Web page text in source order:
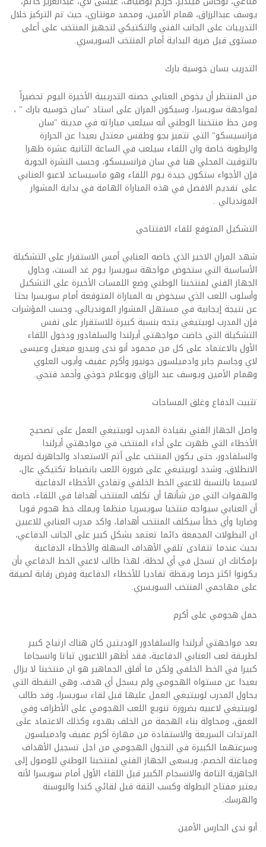
يوسف عبدالرزاق، همام الأمين، ومحمد مونتاري، حيث تم التركيز خلال
التدريبات على الجانب الفني والتكتيكي لتجهيز المنتخب على أعلى
مستوى قبل ضربة البداية أمام المنتخب السويسري.
التدريب بسان خوسية بارك
من المنتظر أن يخوض العنابي حصته التدريبية الأخيرة اليوم تحضيراً
لمواجهة سويسرا، وسيكون المران على استاد "سان خوسيه بارك " ،
ومن حظ منتخبنا الوطني أنه سيلعب مباراته في مدينة "سان
فرانسيسكو" التي تتميز بجو وطقس معتدل بعيدا عن الحرارة
والرطوبة خاصة وان اللقاء سيلعب في الساعة الثانية عشرة ظهرا
بالتوقيت المحلي هنا في سان فرانسيسكو، وحسب النشرة الجوية
فإن الأجواء ستكون جيدة يوم اللقاء وهو ماسيساعد لاعبو العنابي
على تقديم الافضل في هذه المباراة الهامة في بداية المشوار
المونديالي .
التشكيل المتوقع للقاء الافتتاحي
شهد المران الاخير الذي خاضه العنابي أمس الاستقرار على التشكيلة
الأساسية التي ستخوض مواجهة سويسرا يوم غد السبت، وحاول
الجهاز الفني لمنتخبنا الوطني وضع اللمسات الأخيرة على التشكيل
وأسلوب اللعب الذي سيخوض به المباراة المتوقعة أمام سويسرا بحثا
عن نتيجة إيجابية في مستهل المشوار المونديالي، وحسب المؤشرات
فإن المدرب لوبيتيغي يتجه بنسبة كبيرة للاستقرار على نفس
التشكيلة التي خاضت مواجهتي أيرلندا والسلفادور ودخول اللقاء
الأول بالاعتماد على كل من محمود أبو ندى وبيدرو ميغيل وعيسى
لاي وجاسم جابر وادميلسون جونيور وأكرم عفيف وأيوب العلوي
وهمام الأمين ويوسف عبد الرزاق وبوعلام خوخي وأحمد فتحي.
تثبيت الدفاع وغلق المساحات
واصل الجهاز الفني بقيادة المدرب لوبيتيغي العمل على تصحيح
الأخطاء التي ظهرت على أداء المنتخب في مواجهتي أيرلندا
والسلفادور، حتى يكون المنتخب على أتم الاستعداد والجاهزية لضربة
الانطلاق، وشدد لوبيتيغي على ضرورة اللعب بانضباط تكتيكي عال،
لاسيما بالنسبة للاعبي الخط الخلفي وتفادي الأخطاء الدفاعية
والهفوات التي من شأنها أن تكلف المنتخب أهدافا في اللقاء، خاصة
أن العنابي سيواجه منتخبا سويسريا منظما ويملك خط هجوم قويا
وضاربا وأي خطأ سيكلف المنتخب أهدافا، واكد مدرب العنابي للاعبين
ان البطولات المجمعة دائما تعتمد بشكل كبير على الجانب الدفاعي،
بحيث عندما تتفادى تلقي الأهداف السهلة والأخطاء الدفاعية
بإمكانك ان تسجل في أي لحظة، لهذا طالب لاعبي الخط الدفاعي بأن
يكونوا اكثر حرصا ويقظة تفاديا للأخطاء الدفاعية وفرض رقابة لصيقة
على مهاجمي المنتخب السويسري.
حمل هجومي على أكرم
بعد مواجهتي أيرلندا والسلفادور الوديتين كان هناك ارتياح كبير
لطريقة لعب العنابي الدفاعية، فقد أظهر اللاعبون ثباتا وانسجاما
كبيرا في الخط الخلفي ولكن ما أقلق الجماهير هو ان منتخبنا لا يزال
بعيدا عن مستواه الهجومي ولم يسجل أي هدف، وهي النقطة التي
يحاول المدرب لوبيتيغي العمل عليها قبل لقاء سويسرا، وقد طالب
لوبيتيغي لاعبيه بضرورة تنويع اللعب الهجومي على الأطراف وفي
العمق، ومحاولة بناء الهجمة من الخلف بهدوء وكذلك الاعتماد على
المرتدات السريعة والاستفادة من مهارة أكرم عفيف وادميلسون
وسرعتهما الكبيرة في التحول الهجومي من اجل تسجيل الأهداف
ومباغتة الخصم، ويسعى الجهاز الفني لمنتخبنا الوطني للوصول إلى
الجاهزية التامة والانسجام الكبير قبل اللقاء الأول أمام سويسرا لأنه
يعتبر مفتاح البطولة وكسب الثقة قبل لقائي كندا والبوسنة
والهرسك.
أبو ندى الحارس الأمين